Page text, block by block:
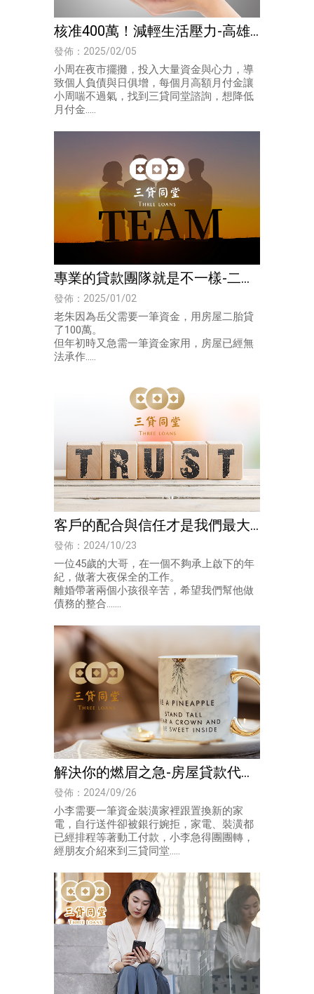
核准400萬！減輕生活壓力-高雄
持分土地貸款
發佈：2025/02/05
小周在夜市擺攤，投入大量資金與心力，導
致個人負債與日俱增，每個月高額月付金讓
小周喘不過氣，找到三貸同堂諮詢，想降低
月付金.....
專業的貸款團隊就是不一樣-二胎
房貸｜高雄貸款代辦
發佈：2025/01/02
老朱因為岳父需要一筆資金，用房屋二胎貸
了100萬。
但年初時又急需一筆資金家用，房屋已經無
法承作.....
客戶的配合與信任才是我們最大
的動力-債務整合｜高雄債務整合
發佈：2024/10/23
一位45歲的大哥，在一個不夠承上啟下的年
紀，做著大夜保全的工作。
離婚帶著兩個小孩很辛苦，希望我們幫他做
債務的整合.......
解決你的燃眉之急-房屋貸款代辦
｜高雄房屋貸款
發佈：2024/09/26
小李需要一筆資金裝潢家裡跟置換新的家
電，自行送件卻被銀行婉拒，家電、裝潢都
已經排程等著動工付款，小李急得團團轉，
經朋友介紹來到三貸同堂.....